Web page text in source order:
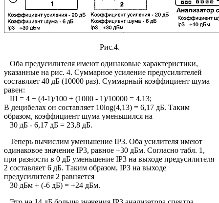
Рис.4.
Оба предусилителя имеют одинаковые характеристики,
указанные на рис. 4. Суммарное усиление предусилителей
составляет 40 дБ (10000 раз). Суммарный коэффициент шума
равен:
Ш = 4 + (4-1)/100 + (1000 - 1)/10000 = 4.13;
В децибелах он составляет 10log(4,13) = 6,17 дБ. Таким
образом, коэффициент шума уменьшился на
30 дБ - 6,17 дБ = 23,8 дБ.
Теперь вычислим уменьшение IP3. Оба усилителя имеют
одинаковое значение IP3, равное +30 дБм. Согласно табл. 1,
при разности в 0 дБ уменьшение IP3 на выходе предусилителя
2 составляет 6 дБ. Таким образом, IP3 на выходе
предусилителя 2 равняется
30 дБм + (-6 дБ) = +24 дБм.